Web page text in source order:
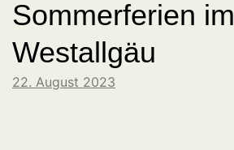
Sommerferien im
Westallgäu
22. August 2023